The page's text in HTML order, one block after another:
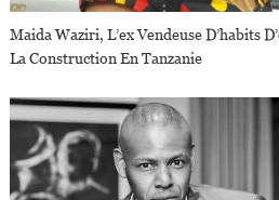
Maida Waziri, L’ex Vendeuse D’habits
La Construction En Tanzanie